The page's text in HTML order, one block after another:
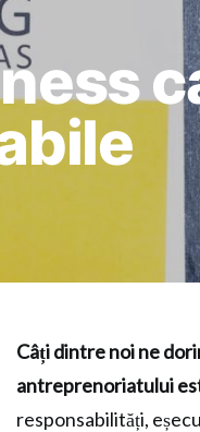
Câți dintre noi ne
antreprenoriatului
responsabilități,